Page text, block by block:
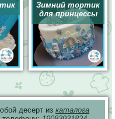
Зимний тортик
для принцессы
десерт из каталога